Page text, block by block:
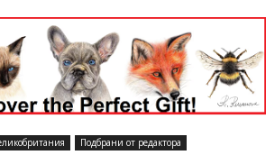
Подбрани от редактора